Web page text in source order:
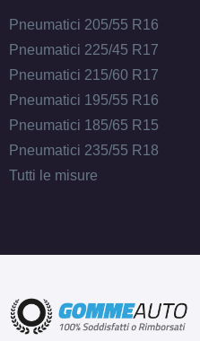
Pneumatici 205/55 R16
Pneumatici 225/45 R17
Pneumatici 215/60 R17
Pneumatici 195/55 R16
Pneumatici 185/65 R15
Pneumatici 235/55 R18
Tutti le misure